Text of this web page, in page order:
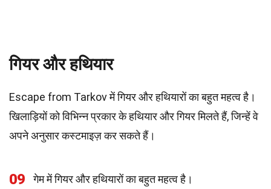
गियर और हथियार
Escape from Tarkov में गियर और हथियारों का बहुत महत्व है।
खिलाड़ियों को विभिन्न प्रकार के हथियार और गियर मिलते हैं, जिन्हें वे
अपने अनुसार कस्टमाइज़ कर सकते हैं।
09 गेम में गियर और हथियारों का बहुत महत्व है।